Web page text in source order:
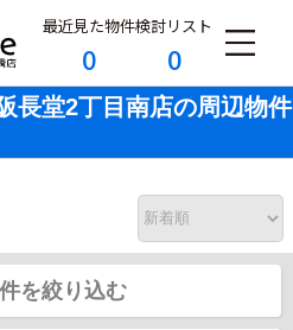
最近見た物件
0
検討リスト
0
長堂2丁目南店の周辺物件
を絞り込む